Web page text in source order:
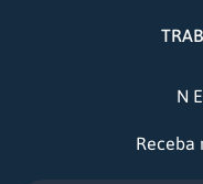
Receba